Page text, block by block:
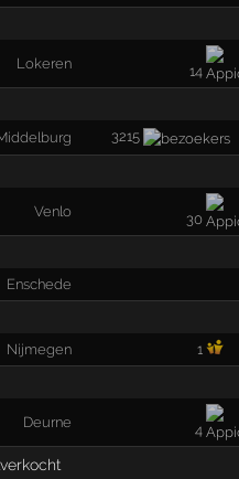
Lokeren 14
3215
Venlo 30
Enschede
Nijmegen 1
Deurne 4